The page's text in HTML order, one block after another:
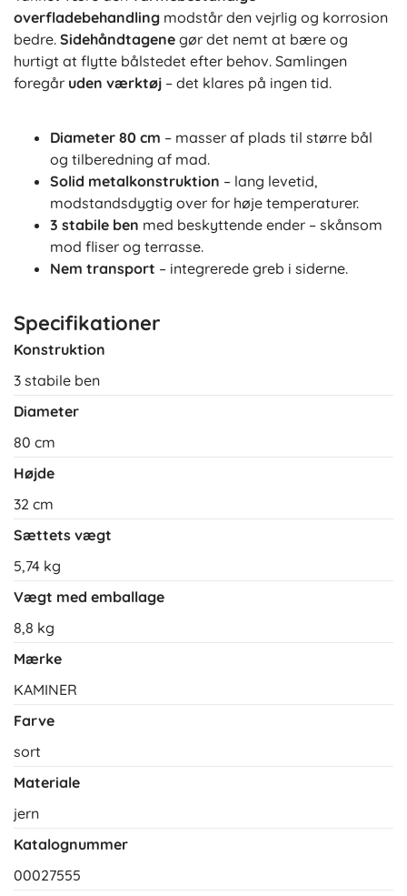
overfladebehandling modstår den vejrlig og korrosion
bedre. Sidehåndtagene gør det nemt at bære og
hurtigt at flytte bålstedet efter behov. Samlingen
foregår uden værktøj – det klares på ingen tid.
Diameter 80 cm – masser af plads til større bål
og tilberedning af mad.
Solid metalkonstruktion – lang levetid,
modstandsdygtig over for høje temperaturer.
3 stabile ben med beskyttende ender – skånsom
mod fliser og terrasse.
Nem transport – integrerede greb i siderne.
Specifikationer
Konstruktion
3 stabile ben
Diameter
80 cm
Højde
32 cm
Sættets vægt
5,74 kg
Vægt med emballage
8,8 kg
Mærke
KAMINER
Farve
sort
Materiale
jern
Katalognummer
00027555